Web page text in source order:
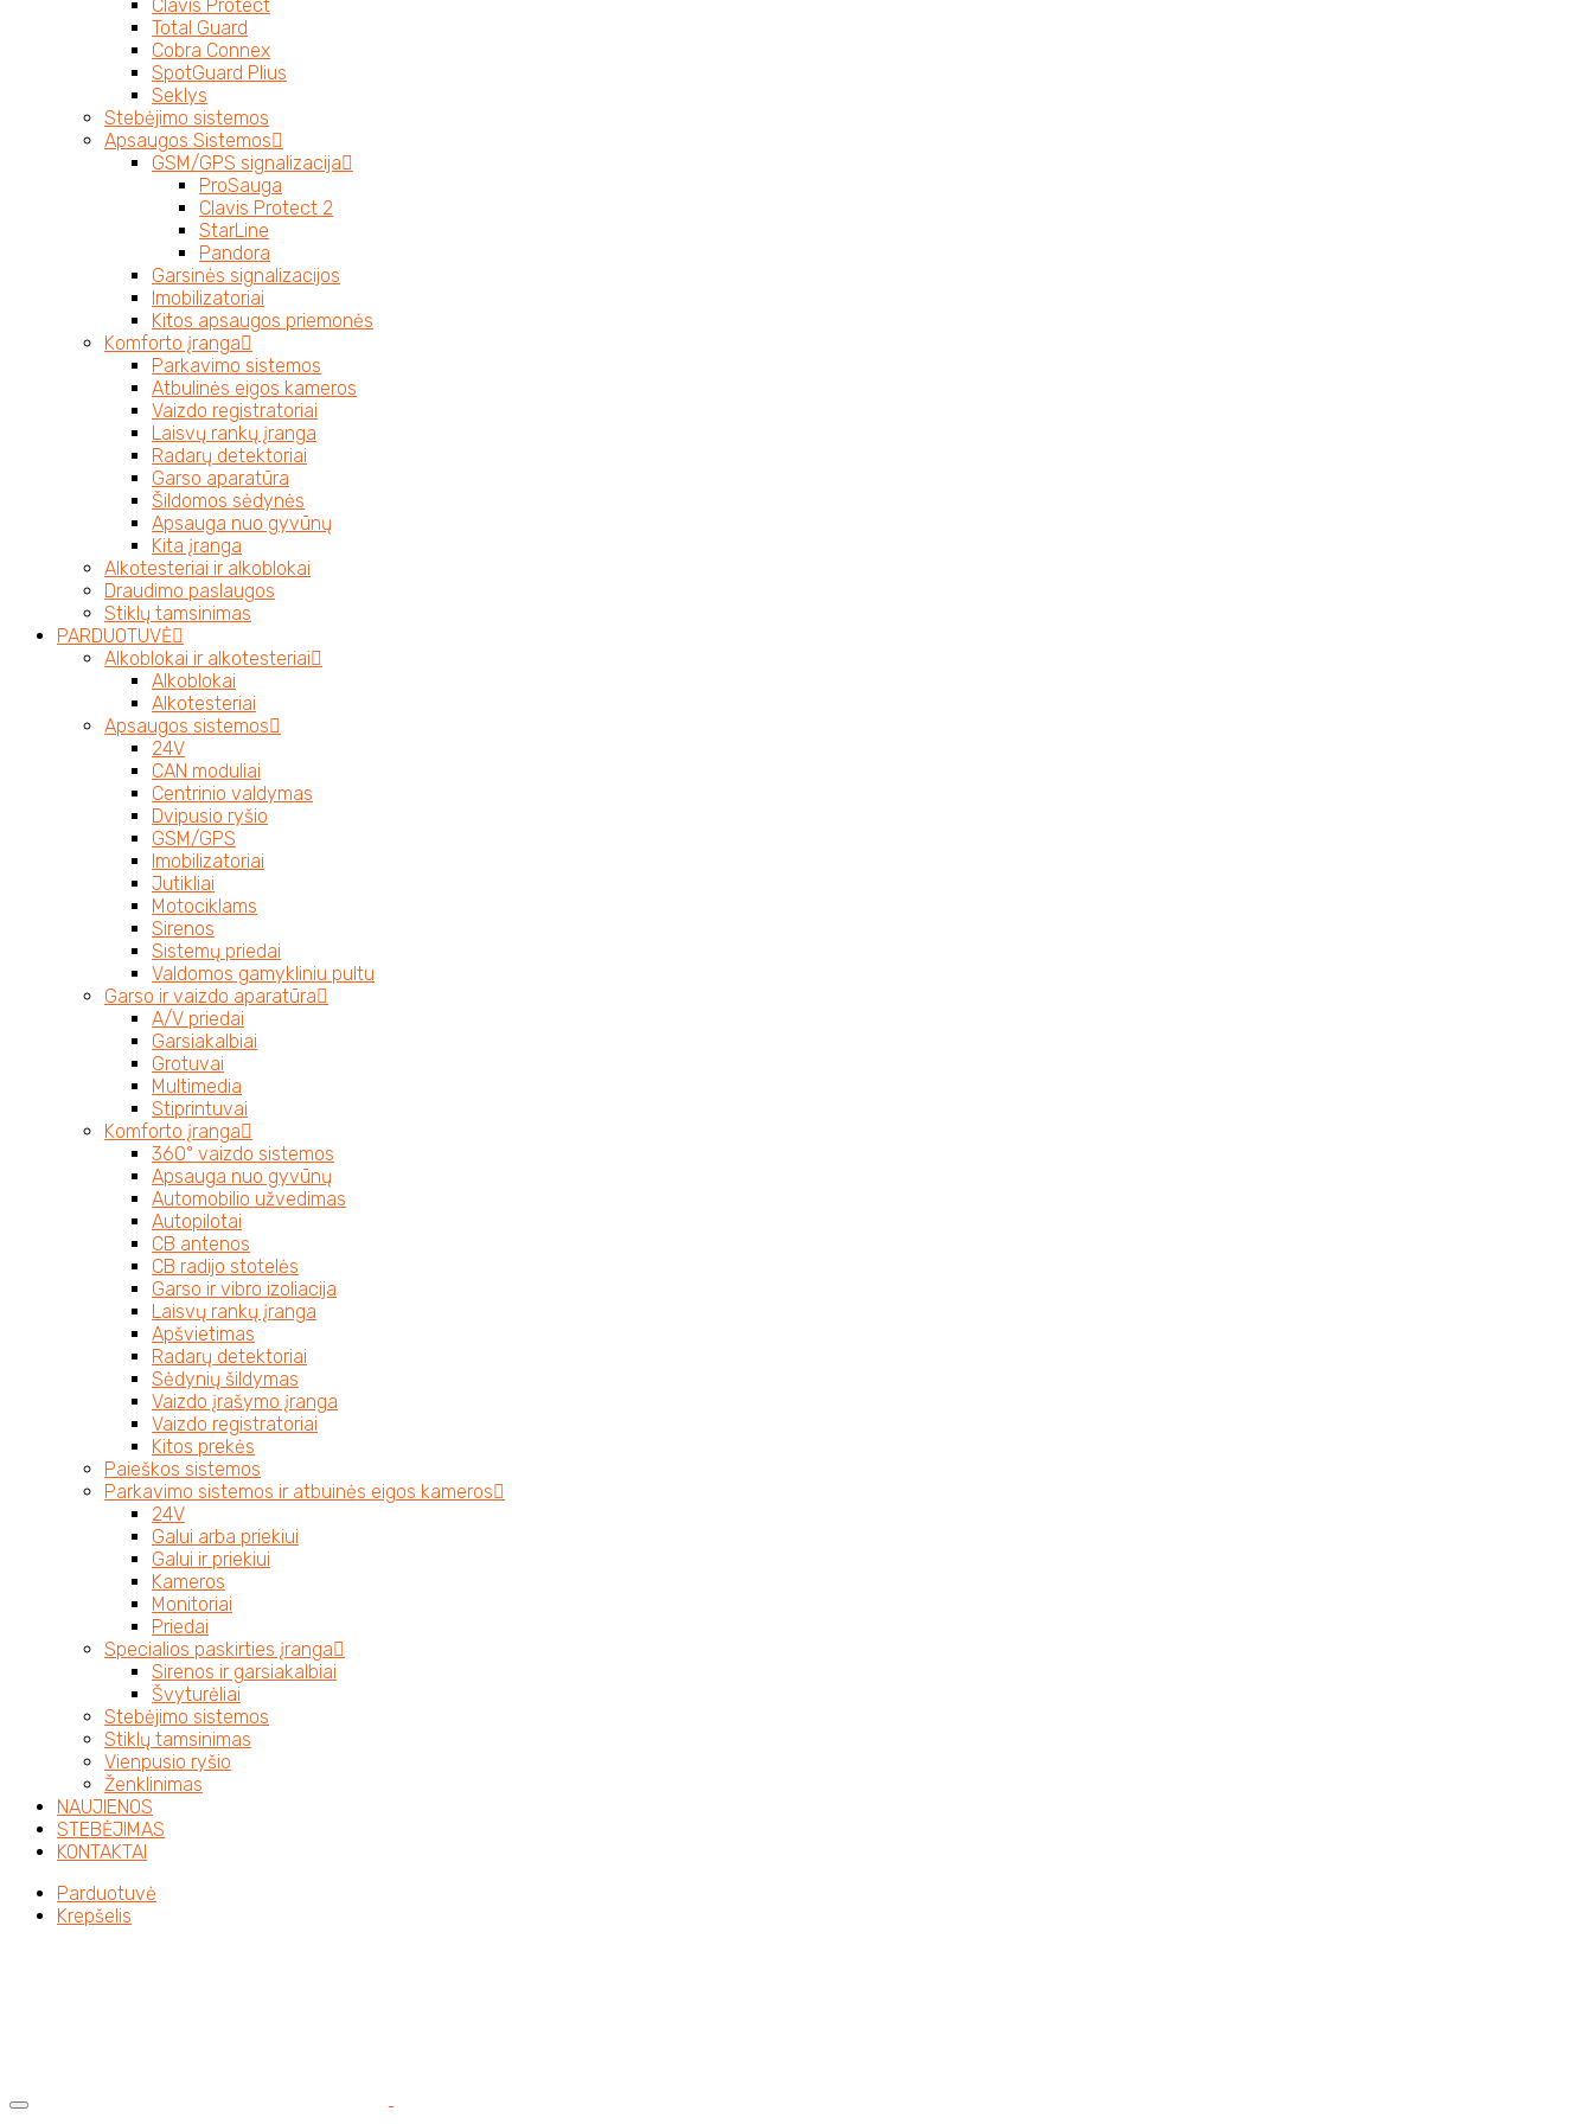
Clavis Protect
Total Guard
Cobra Connex
SpotGuard Plius
Seklys
Stebėjimo sistemos
Apsaugos Sistemos
GSM/GPS signalizacija
ProSauga
Clavis Protect 2
StarLine
Pandora
Garsinės signalizacijos
Imobilizatoriai
Kitos apsaugos priemonės
Komforto įranga
Parkavimo sistemos
Atbulinės eigos kameros
Vaizdo registratoriai
Laisvų rankų įranga
Radarų detektoriai
Garso aparatūra
Šildomos sėdynės
Apsauga nuo gyvūnų
Kita įranga
Alkotesteriai ir alkoblokai
Draudimo paslaugos
Stiklų tamsinimas
PARDUOTUVĖ
Alkoblokai ir alkotesteriai
Alkoblokai
Alkotesteriai
Apsaugos sistemos
24V
CAN moduliai
Centrinio valdymas
Dvipusio ryšio
GSM/GPS
Imobilizatoriai
Jutikliai
Motociklams
Sirenos
Sistemų priedai
Valdomos gamykliniu pultu
Garso ir vaizdo aparatūra
A/V priedai
Garsiakalbiai
Grotuvai
Multimedia
Stiprintuvai
Komforto įranga
360° vaizdo sistemos
Apsauga nuo gyvūnų
Automobilio užvedimas
Autopilotai
CB antenos
CB radijo stotelės
Garso ir vibro izoliacija
Laisvų rankų įranga
Apšvietimas
Radarų detektoriai
Sėdynių šildymas
Vaizdo įrašymo įranga
Vaizdo registratoriai
Kitos prekės
Paieškos sistemos
Parkavimo sistemos ir atbuinės eigos kameros
24V
Galui arba priekiui
Galui ir priekiui
Kameros
Monitoriai
Priedai
Specialios paskirties įranga
Sirenos ir garsiakalbiai
Švyturėliai
Stebėjimo sistemos
Stiklų tamsinimas
Vienpusio ryšio
Ženklinimas
NAUJIENOS
STEBĖJIMAS
KONTAKTAI
Parduotuvė
Krepšelis